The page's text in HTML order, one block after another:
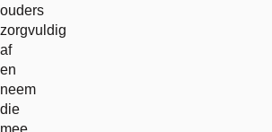
ouders
zorgvuldig
af
en
neem
die
mee